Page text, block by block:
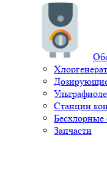
Станции
Бесхлорные
Запчасти